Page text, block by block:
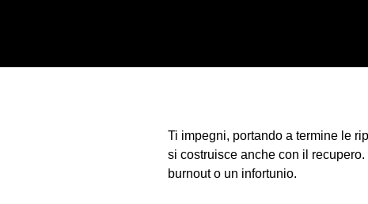
Ti impegni, portando a termine le
si costruisce anche con il
burnout o un infortunio.